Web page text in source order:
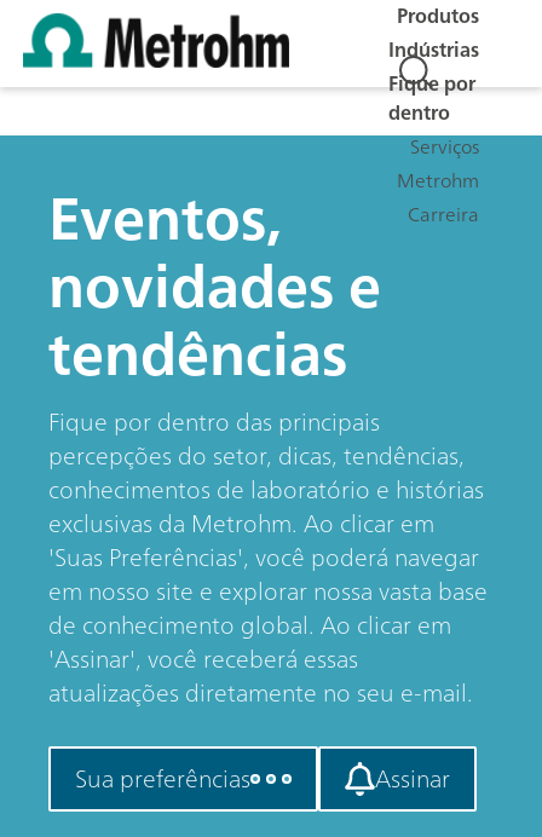
Produtos
Indústrias
Fique por
dentro
Serviços
Metrohm
Carreira
Eventos,
novidades e
tendências
Fique por dentro das principais
percepções do setor, dicas, tendências,
conhecimentos de laboratório e histórias
exclusivas da Metrohm. Ao clicar em
'Suas Preferências', você poderá navegar
em nosso site e explorar nossa vasta base
de conhecimento global. Ao clicar em
'Assinar', você receberá essas
atualizações diretamente no seu e-mail.
Sua preferências Assinar